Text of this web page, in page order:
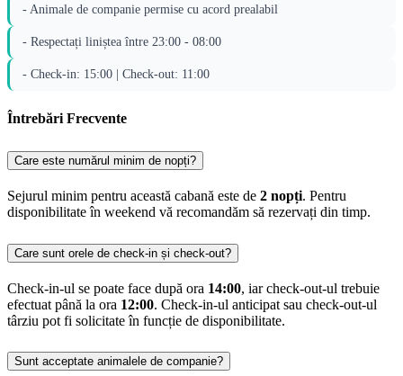
- Animale de companie permise cu acord prealabil
- Respectați liniștea între 23:00 - 08:00
- Check-in: 15:00 | Check-out: 11:00
Întrebări Frecvente
Care este numărul minim de nopți?
Sejurul minim pentru această cabană este de 2 nopți. Pentru
disponibilitate în weekend vă recomandăm să rezervați din timp.
Care sunt orele de check-in și check-out?
Check-in-ul se poate face după ora 14:00, iar check-out-ul trebuie
efectuat până la ora 12:00. Check-in-ul anticipat sau check-out-ul
târziu pot fi solicitate în funcție de disponibilitate.
Sunt acceptate animalele de companie?